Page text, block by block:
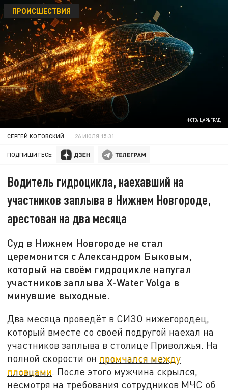
ФОТО: ЦАРЬГРАД
ПРОИСШЕСТВИЯ
СЕРГЕЙ КОТОВСКИЙ 26 ИЮЛЯ 15:31
ПОДПИШИТЕСЬ:
Водитель гидроцикла, наехавший на
участников заплыва в Нижнем Новгороде,
арестован на два месяца
Суд в Нижнем Новгороде не стал
церемонится с Александром Быковым,
который на своём гидроцикле напугал
участников заплыва X-Water Volga в
минувшие выходные.
Два месяца проведёт в СИЗО нижегородец,
который вместе со своей подругой наехал на
участников заплыва в столице Приволжья. На
полной скорости он промчался между
пловцами. После этого мужчина скрылся,
несмотря на требования сотрудников МЧС об